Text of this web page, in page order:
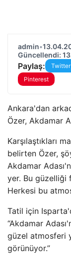
admin•
Güncellendi:
Paylaş: Twitter
Pinterest
Ankara'dan
Özer, Akdamar
Karşılaştıkları
belirten Özer,
Akdamar
yer. Bu güzelliği
Herkesi bu
Tatil için
“Akdamar
güzel atmosferi
görünüyor.”